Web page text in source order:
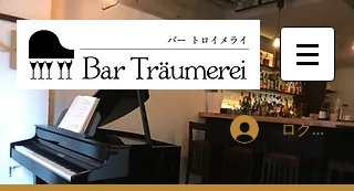
ログイン